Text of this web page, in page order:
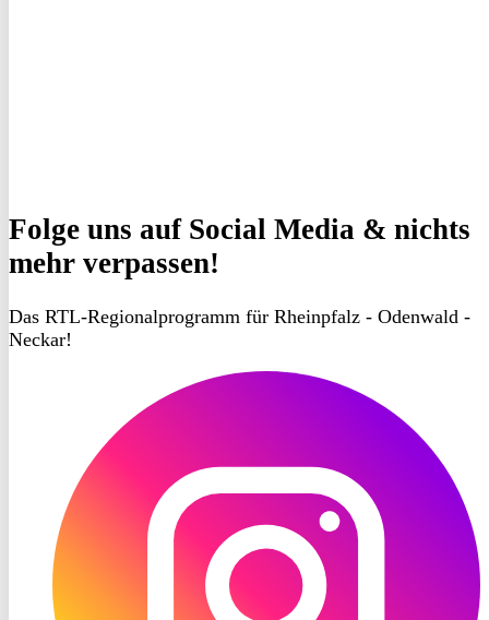
Folge uns auf Social Media & nichts
mehr verpassen!
Das RTL-Regionalprogramm für Rheinpfalz - Odenwald -
Neckar!
Instagram